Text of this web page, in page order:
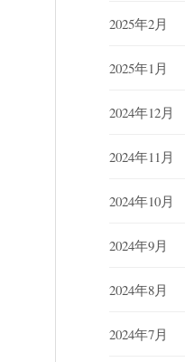
2025年2月
2025年1月
2024年12月
2024年11月
2024年10月
2024年9月
2024年8月
2024年7月